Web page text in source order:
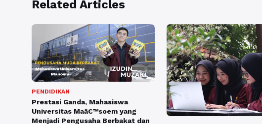
Related Articles
PENDIDIKAN
Prestasi Ganda, Mahasiswa
Universitas Maâ€™soem yang
Menjadi Pengusaha Berbakat dan